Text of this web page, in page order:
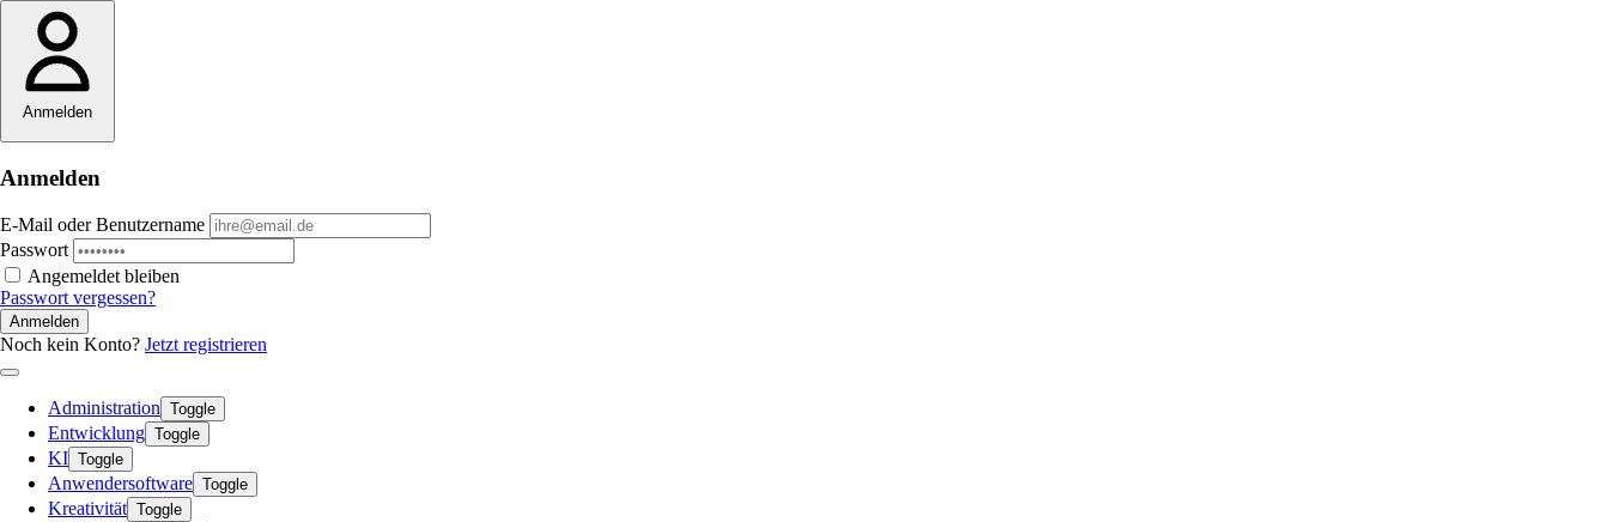
Anmelden
Anmelden
E-Mail oder Benutzername
Passwort
Angemeldet bleiben
Passwort vergessen?
Anmelden
Noch kein Konto? Jetzt registrieren
Administration Toggle
Entwicklung Toggle
KI Toggle
Anwendersoftware Toggle
Kreativität Toggle